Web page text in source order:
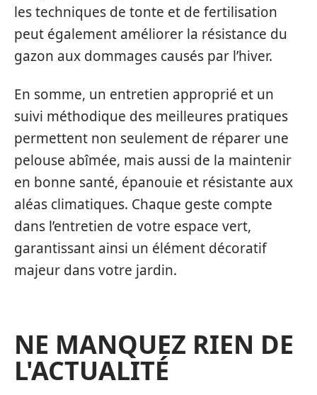
les techniques de tonte et de fertilisation
peut également améliorer la résistance du
gazon aux dommages causés par l’hiver.
En somme, un entretien approprié et un
suivi méthodique des meilleures pratiques
permettent non seulement de réparer une
pelouse abîmée, mais aussi de la maintenir
en bonne santé, épanouie et résistante aux
aléas climatiques. Chaque geste compte
dans l’entretien de votre espace vert,
garantissant ainsi un élément décoratif
majeur dans votre jardin.
NE MANQUEZ RIEN DE
L'ACTUALITÉ